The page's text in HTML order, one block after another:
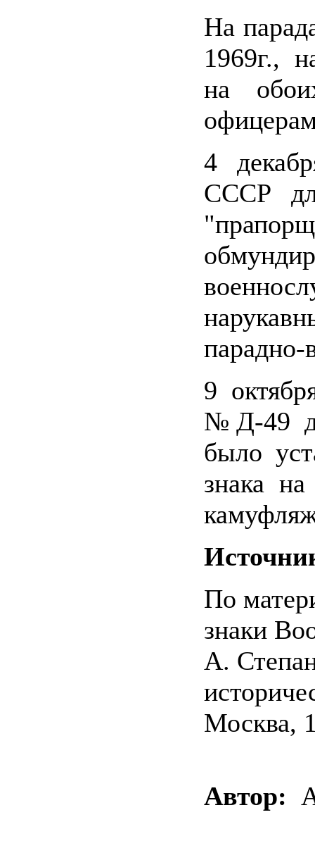
На
1969г.,
на
4
СССР
парадно-
9
№Д-49
было
знака
По
знаки
А.
Москва,
Автор: